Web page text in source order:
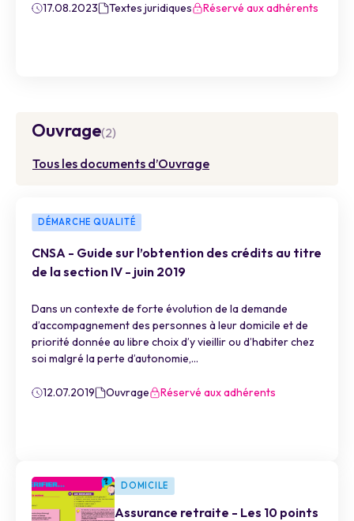
17.08.2023 Textes juridiques Réservé aux adhérents
Ouvrage(2)
Tous les documents d’Ouvrage
DÉMARCHE QUALITÉ
CNSA - Guide sur l’obtention des crédits au titre
de la section IV - juin 2019
Dans un contexte de forte évolution de la demande
d’accompagnement des personnes à leur domicile et de
priorité donnée au libre choix d’y vieillir ou d’habiter chez
soi malgré la perte d’autonomie,...
12.07.2019 Ouvrage Réservé aux adhérents
DOMICILE
Assurance retraite - Les 10 points